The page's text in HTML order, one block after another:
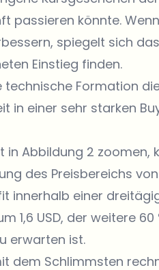
passieren könnte.
spiegelt sich
Einstieg finden.
Formation
in einer sehr starken
Abbildung 2 zoomen,
des Preisbereichs von
innerhalb einer
1,6 USD, der weitere
erwarten ist.
dem Schlimmsten